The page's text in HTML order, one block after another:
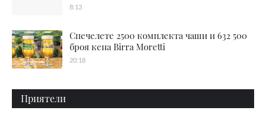
8:13
Спечелете 2500 комплекта чаши и 632 500
броя кена Birra Moretti
20:18
Приятели